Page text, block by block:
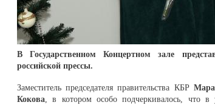
В Государственном Концертном зале
российской прессы.
Заместитель председателя правительства КБР
Кокова , в котором особо подчеркивалось, что